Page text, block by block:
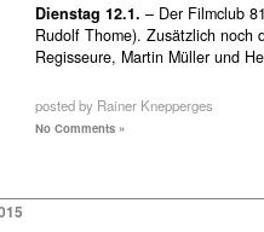
Dienstag 12.1. – Der Filmclub
Rudolf Thome). Zusätzlich noch
Regisseure, Martin Müller und
posted by Rainer Knepperges
No Comments »